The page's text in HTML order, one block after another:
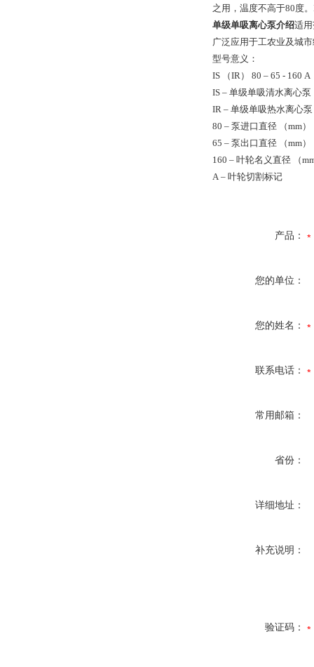
之用，温度不高于80度
单级单吸离心泵介绍适
广泛应用于工农业及城
型号意义：
IS （IR） 80 – 65 - 160 A
IS – 单级单吸清水离心
IR – 单级单吸热水离心
80 – 泵进口直径 （mm
65 – 泵出口直径 （mm
160 – 叶轮名义直径 （
A – 叶轮切割标记
产品：
您的单位：
您的姓名：
联系电话：
常用邮箱：
省份：
详细地址：
补充说明：
验证码：